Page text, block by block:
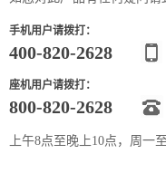
手机用户请拨打：
400-820-2628
座机用户请拨打：
800-820-2628
上午8点至晚上10点，周一